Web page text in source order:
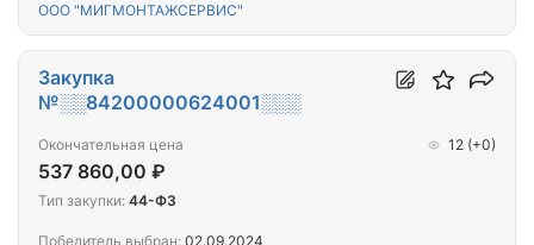
ООО "МИГМОНТАЖСЕРВИС"
Закупка
№░░84200000624001░░░
Окончательная цена
537 860,00 ₽
12 (+0)
Тип закупки: 44-ФЗ
Победитель выбран: 02.09.2024